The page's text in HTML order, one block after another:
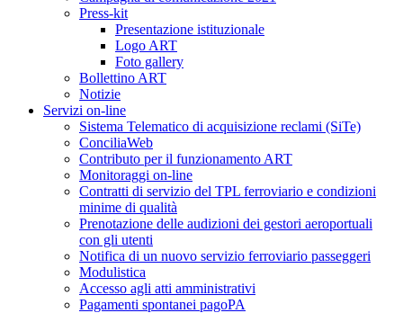
Press-kit
Presentazione istituzionale
Logo ART
Foto gallery
Bollettino ART
Notizie
Servizi on-line
Sistema Telematico di acquisizione reclami (SiTe)
ConciliaWeb
Contributo per il funzionamento ART
Monitoraggi on-line
Contratti di servizio del TPL ferroviario e condizioni
minime di qualità
Prenotazione delle audizioni dei gestori aeroportuali
con gli utenti
Notifica di un nuovo servizio ferroviario passeggeri
Modulistica
Accesso agli atti amministrativi
Pagamenti spontanei pagoPA